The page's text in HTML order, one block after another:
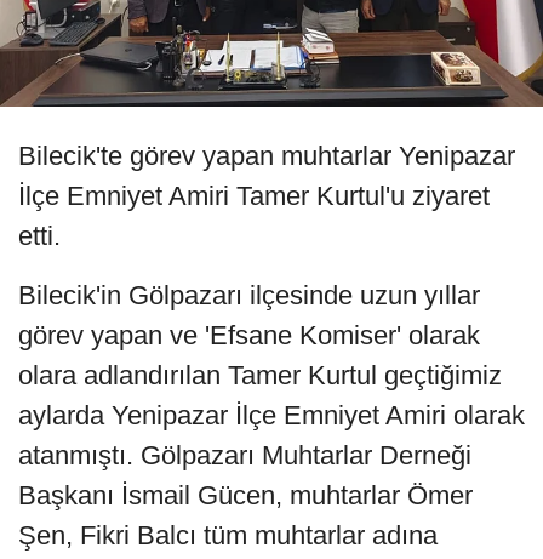
Bilecik'te görev yapan muhtarlar Yenipazar
İlçe Emniyet Amiri Tamer Kurtul'u ziyaret
etti.
Bilecik'in Gölpazarı ilçesinde uzun yıllar
görev yapan ve 'Efsane Komiser' olarak
olara adlandırılan Tamer Kurtul geçtiğimiz
aylarda Yenipazar İlçe Emniyet Amiri olarak
atanmıştı. Gölpazarı Muhtarlar Derneği
Başkanı İsmail Gücen, muhtarlar Ömer
Şen, Fikri Balcı tüm muhtarlar adına